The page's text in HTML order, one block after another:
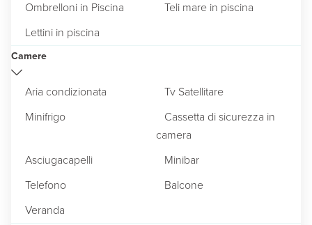
Ombrelloni in Piscina
Teli mare in piscina
Lettini in piscina
Camere
Aria condizionata
Tv Satellitare
Minifrigo
Cassetta di sicurezza in
camera
Asciugacapelli
Minibar
Telefono
Balcone
Veranda